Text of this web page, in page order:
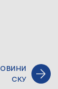
СКУ